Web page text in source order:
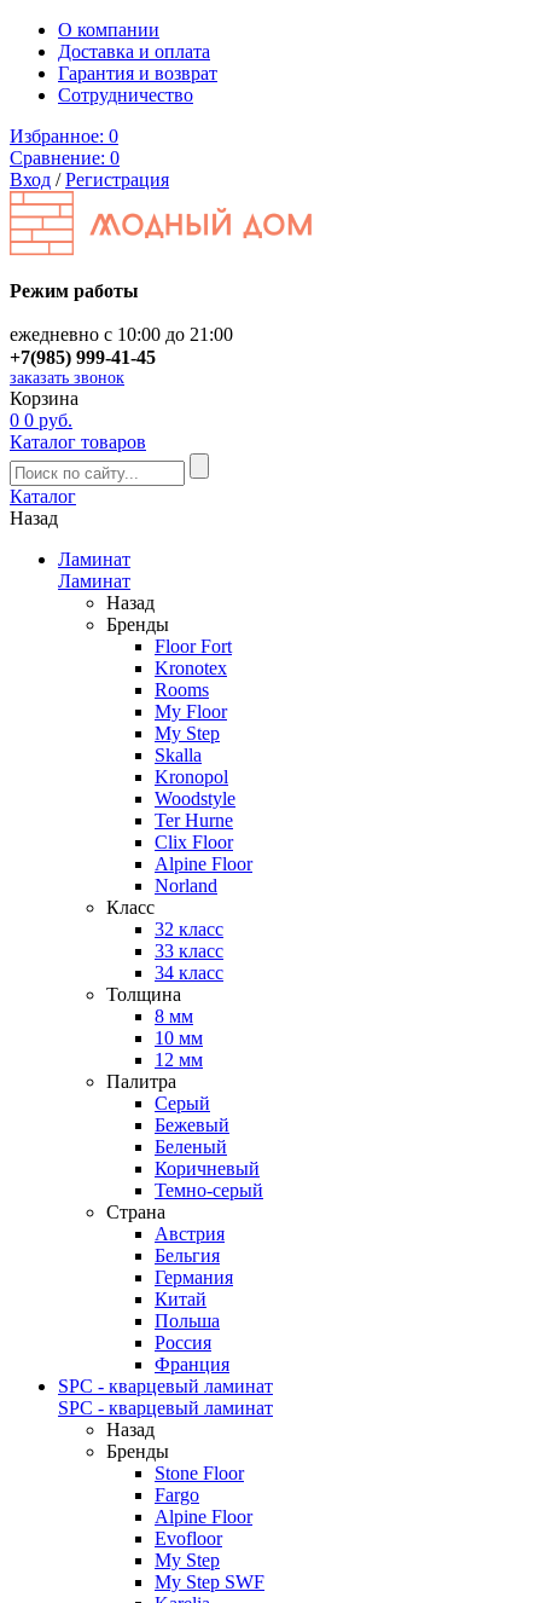
О компании
Доставка и оплата
Гарантия и возврат
Сотрудничество
Избранное: 0
Сравнение: 0
Вход /Регистрация
Режим работы
ежедневно с 10:00 до 21:00
+7(985) 999-41-45
заказать звонок
Корзина
0 0 руб.
Каталог товаров
Каталог
Назад
Ламинат
Ламинат
Назад
Бренды
Floor Fort
Kronotex
Rooms
My Floor
My Step
Skalla
Kronopol
Woodstyle
Ter Hurne
Clix Floor
Alpine Floor
Norland
Класс
32 класс
33 класс
34 класс
Толщина
8 мм
10 мм
12 мм
Палитра
Серый
Бежевый
Беленый
Коричневый
Темно-серый
Страна
Австрия
Бельгия
Германия
Китай
Польша
Россия
Франция
SPC - кварцевый ламинат
SPC - кварцевый ламинат
Назад
Бренды
Stone Floor
Fargo
Alpine Floor
Evofloor
My Step
My Step SWF